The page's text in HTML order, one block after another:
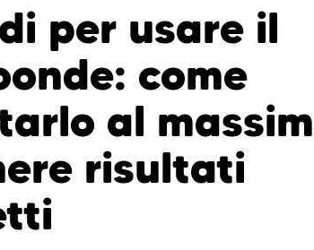
per usare il
come
al
risultati